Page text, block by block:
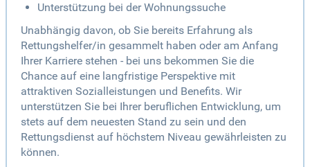
Unterstützung bei der Wohnungssuche
Unabhängig davon, ob Sie bereits Erfahrung als
Rettungshelfer/in gesammelt haben oder am Anfang
Ihrer Karriere stehen - bei uns bekommen Sie die
Chance auf eine langfristige Perspektive mit
attraktiven Sozialleistungen und Benefits. Wir
unterstützen Sie bei Ihrer beruflichen Entwicklung, um
stets auf dem neuesten Stand zu sein und den
Rettungsdienst auf höchstem Niveau gewährleisten zu
können.